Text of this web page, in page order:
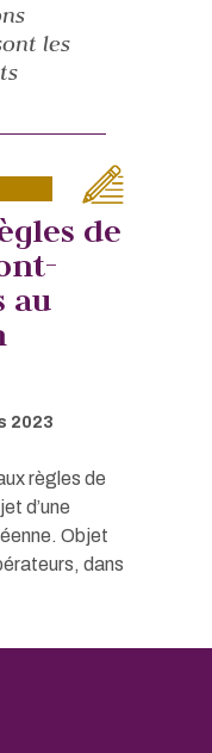
de
au
2023
règles de
d’une
Objet
dans
les